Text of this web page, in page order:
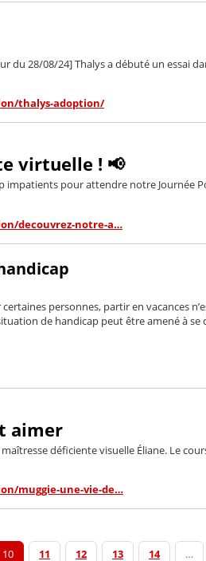
28/08/24] Thalys a débuté un essai
thalys-adoption/
virtuelle ! 📢
pour attendre notre Journée
decouvrez-notre-a…
certaines personnes, partir en vacances
de handicap peut être amené à se
aimer
déficiente visuelle Éliane. Le
muggie-une-vie-de…
10 11 12 13 14 …